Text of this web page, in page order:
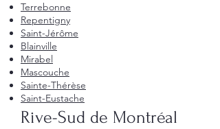
Terrebonne
Repentigny
Saint-Jérôme
Blainville
Mirabel
Mascouche
Sainte-Thérèse
Saint-Eustache
Rive-Sud de Montréal